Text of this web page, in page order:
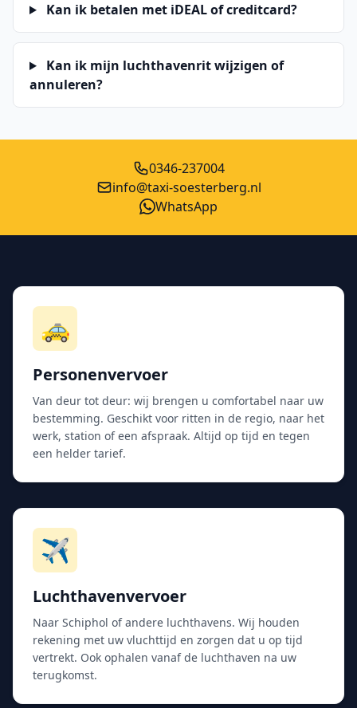
Kan ik betalen met iDEAL of creditcard?
Kan ik mijn luchthavenrit wijzigen of
annuleren?
0346-237004
info@taxi-soesterberg.nl
WhatsApp
🚕
Personenvervoer
Van deur tot deur: wij brengen u comfortabel naar uw
bestemming. Geschikt voor ritten in de regio, naar het
werk, station of een afspraak. Altijd op tijd en tegen
een helder tarief.
✈️
Luchthavenvervoer
Naar Schiphol of andere luchthavens. Wij houden
rekening met uw vluchttijd en zorgen dat u op tijd
vertrekt. Ook ophalen vanaf de luchthaven na uw
terugkomst.